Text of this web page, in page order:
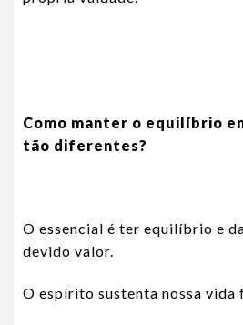
Como manter o equilíbrio
tão diferentes?
O essencial é ter equilíbrio e
devido valor.
O espírito sustenta nossa vida